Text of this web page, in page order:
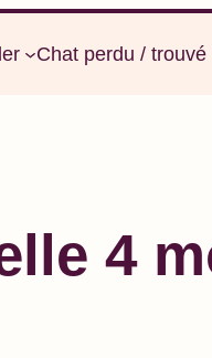
Chat perdu / trouvé
4